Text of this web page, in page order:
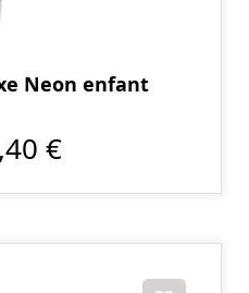
Neon enfant
€